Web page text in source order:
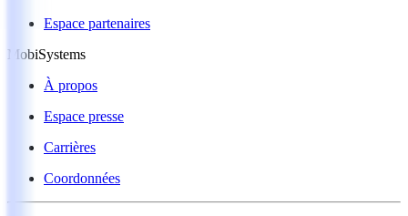
Espace partenaires
MobiSystems
À propos
Espace presse
Carrières
Coordonnées